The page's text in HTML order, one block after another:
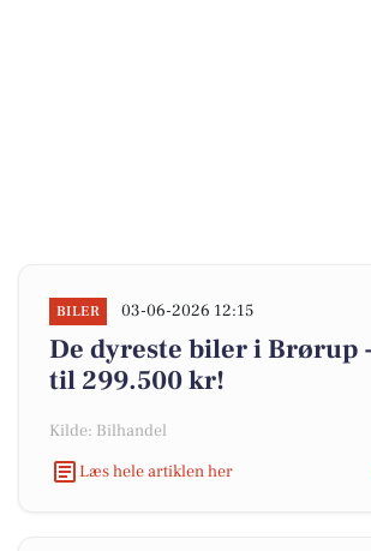
BILER 03-06-2026 12:15
De dyreste biler i Brørup
til 299.500 kr!
Kilde: Bilhandel
Læs hele artiklen her